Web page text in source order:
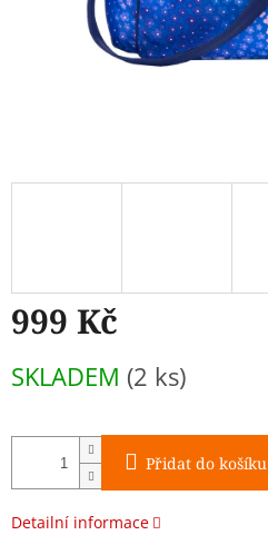
999 Kč
cena:
SKLADEM (2 ks)
Přidat do košíku
Detailní informace